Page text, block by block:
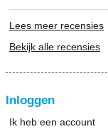
Lees meer recensies
Bekijk alle recensies
Inloggen
Ik heb een account